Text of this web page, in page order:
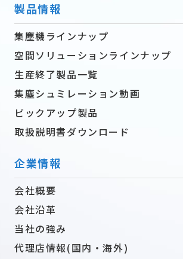
製品情報
集塵機ラインナップ
空間ソリューションラインナップ
生産終了製品一覧
集塵シュミレーション動画
ピックアップ製品
取扱説明書ダウンロード
企業情報
会社概要
会社沿革
当社の強み
代理店情報(国内・海外)